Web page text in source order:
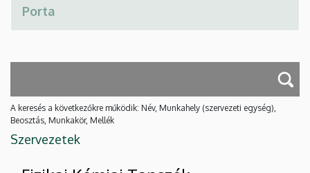
A keresés a következőkre működik: Név, Munkahely (szervezeti egység),
Beosztás, Munkakör, Mellék
Szervezetek